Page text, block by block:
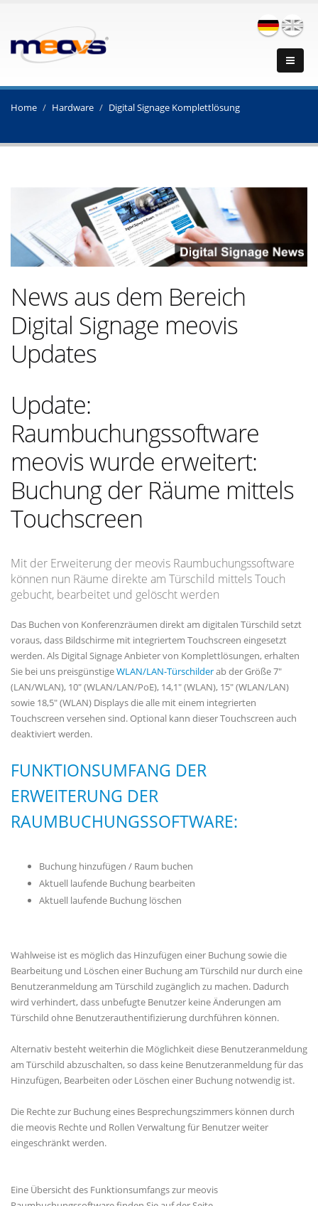
Home Hardware Digital Signage Komplettlösung
News aus dem Bereich
Digital Signage meovis
Updates
Update:
Raumbuchungssoftware
meovis wurde erweitert:
Buchung der Räume mittels
Touchscreen
Mit der Erweiterung der meovis Raumbuchungssoftware
können nun Räume direkte am Türschild mittels Touch
gebucht, bearbeitet und gelöscht werden
Das Buchen von Konferenzräumen direkt am digitalen Türschild setzt
voraus, dass Bildschirme mit integriertem Touchscreen eingesetzt
werden. Als Digital Signage Anbieter von Komplettlösungen, erhalten
Sie bei uns preisgünstigeWLAN/LAN-Türschilderab der Größe 7"
(LAN/WLAN), 10" (WLAN/LAN/PoE), 14,1" (WLAN), 15" (WLAN/LAN)
sowie 18,5" (WLAN) Displays die alle mit einem integrierten
Touchscreen versehen sind. Optional kann dieser Touchscreen auch
deaktiviert werden.
FUNKTIONSUMFANG DER
ERWEITERUNG DER
RAUMBUCHUNGSSOFTWARE:
Buchung hinzufügen / Raum buchen
Aktuell laufende Buchung bearbeiten
Aktuell laufende Buchung löschen
Wahlweise ist es möglich das Hinzufügen einer Buchung sowie die
Bearbeitung und Löschen einer Buchung am Türschild nur durch eine
Benutzeranmeldung am Türschild zugänglich zu machen. Dadurch
wird verhindert, dass unbefugte Benutzer keine Änderungen am
Türschild ohne Benutzerauthentifizierung durchführen können.
Alternativ besteht weiterhin die Möglichkeit diese Benutzeranmeldung
am Türschild abzuschalten, so dass keine Benutzeranmeldung für das
Hinzufügen, Bearbeiten oder Löschen einer Buchung notwendig ist.
Die Rechte zur Buchung eines Besprechungszimmers können durch
die meovis Rechte und Rollen Verwaltung für Benutzer weiter
eingeschränkt werden.
Eine Übersicht des Funktionsumfangs zur meovis